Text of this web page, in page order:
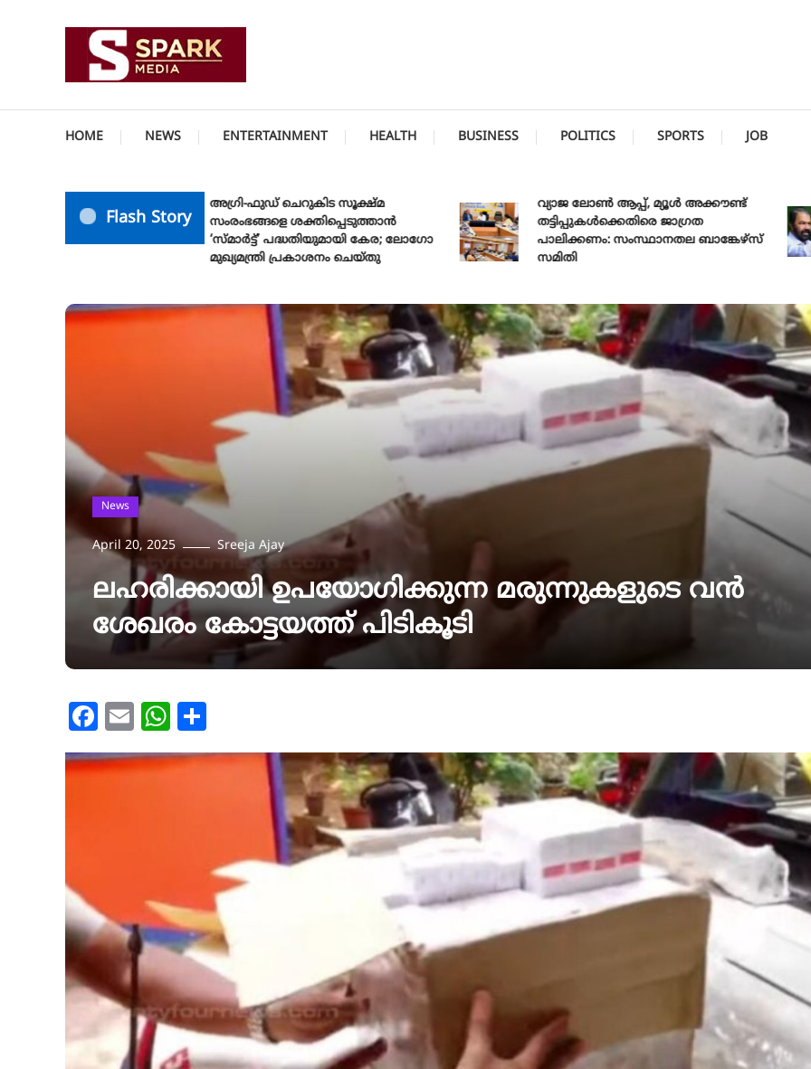
SPARK MEDIA
HOME NEWS ENTERTAINMENT HEALTH BUSINESS POLITICS SPORTS JOB
Flash Story
അഗ്രി-ഫുഡ് ചെറുകിട സൂക്ഷ്മ
സംരംഭങ്ങളെ ശക്തിപ്പെടുത്താന്‍
‘സ്മാര്‍ട്ട്’ പദ്ധതിയുമായി കേര; ലോഗോ
മുഖ്യമന്ത്രി പ്രകാശനം ചെയ്തു
വ്യാജ ലോൺ ആപ്പ്, മ്യൂൾ അക്കൗണ്ട്
തട്ടിപ്പുകൾക്കെതിരെ ജാ​ഗ്രത
പാലിക്കണം: സംസ്ഥാനതല ബാങ്കേഴ്സ്
സമിതി
News
April 20, 2025 Sreeja Ajay
ലഹരിക്കായി ഉപയോഗിക്കുന്ന മരുന്നുകളുടെ വൻ
ശേഖരം കോട്ടയത്ത്‌ പിടികൂടി
Facebook
Email WhatsApp